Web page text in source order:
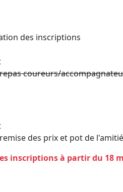
des inscriptions
coureurs/
des prix et pot de l'amitié
inscriptions à partir du 18